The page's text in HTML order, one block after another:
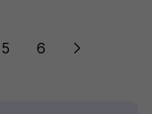
5 6